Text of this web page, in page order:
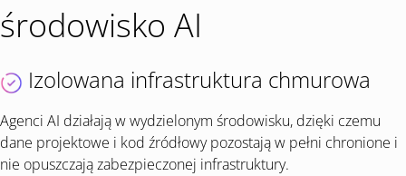
środowisko AI
Izolowana infrastruktura chmurowa
Agenci AI działają w wydzielonym środowisku, dzięki czemu
dane projektowe i kod źródłowy pozostają w pełni chronione i
nie opuszczają zabezpieczonej infrastruktury.